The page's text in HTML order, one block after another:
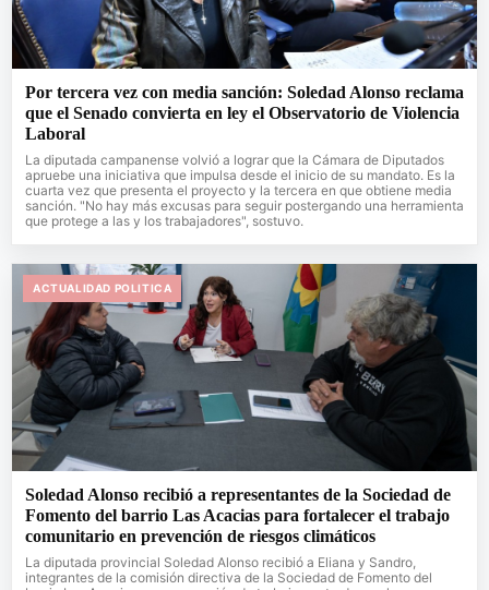
Por tercera vez con media sanción: Soledad Alonso reclama
que el Senado convierta en ley el Observatorio de Violencia
Laboral
La diputada campanense volvió a lograr que la Cámara de Diputados
apruebe una iniciativa que impulsa desde el inicio de su mandato. Es la
cuarta vez que presenta el proyecto y la tercera en que obtiene media
sanción. "No hay más excusas para seguir postergando una herramienta
que protege a las y los trabajadores", sostuvo.
ACTUALIDAD POLITICA
Soledad Alonso recibió a representantes de la Sociedad de
Fomento del barrio Las Acacias para fortalecer el trabajo
comunitario en prevención de riesgos climáticos
La diputada provincial Soledad Alonso recibió a Eliana y Sandro,
integrantes de la comisión directiva de la Sociedad de Fomento del